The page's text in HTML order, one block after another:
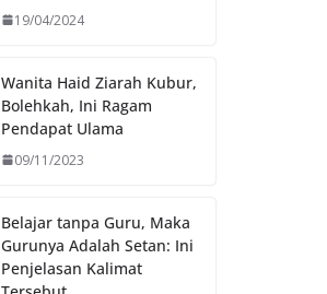
19/04/2024
Wanita Haid Ziarah Kubur,
Bolehkah, Ini Ragam
Pendapat Ulama
09/11/2023
Belajar tanpa Guru, Maka
Gurunya Adalah Setan: Ini
Penjelasan Kalimat